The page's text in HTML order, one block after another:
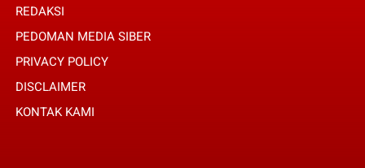
REDAKSI
PEDOMAN MEDIA SIBER
PRIVACY POLICY
DISCLAIMER
KONTAK KAMI